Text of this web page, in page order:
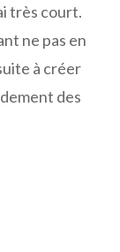
très court.
ne pas en
à créer
des